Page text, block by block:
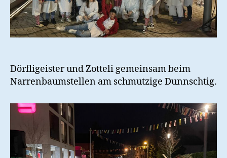
Dörfligeister und Zotteli gemeinsam beim
Narrenbaumstellen am schmutzige Dunnschtig.